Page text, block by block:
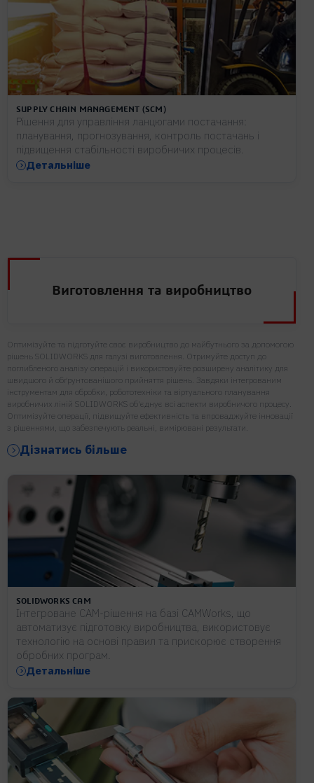
SUPPLY CHAIN MANAGEMENT (SCM)
Рішення для управління ланцюгами постачання:
планування, прогнозування, контроль постачань і
підвищення стабільності виробничих процесів.
Детальніше
Виготовлення та виробництво
Оптимізуйте та підготуйте своє виробництво до майбутнього за допомогою
рішень SOLIDWORKS для галузі виготовлення. Отримуйте доступ до
поглибленого аналізу операцій і використовуйте розширену аналітику для
швидшого й обґрунтованішого прийняття рішень. Завдяки інтегрованим
інструментам для обробки, робототехніки та віртуального планування
виробничих ліній SOLIDWORKS об'єднує всі аспекти виробничого процесу.
Оптимізуйте операції, підвищуйте ефективність та впроваджуйте інновації
з рішеннями, що забезпечують реальні, вимірювані результати.
Дізнатись більше
SOLIDWORKS CAM
Інтегроване CAM-рішення на базі CAMWorks, що
автоматизує підготовку виробництва, використовує
технологію на основі правил та прискорює створення
обробних програм.
Детальніше